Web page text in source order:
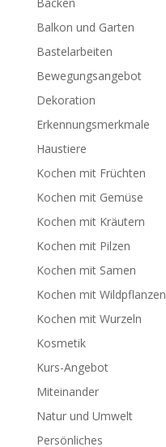
Balkon und Garten
Bastelarbeiten
Bewegungsangebot
Dekoration
Erkennungsmerkmale
Haustiere
Kochen mit Früchten
Kochen mit Gemüse
Kochen mit Kräutern
Kochen mit Pilzen
Kochen mit Samen
Kochen mit Wildpflanzen
Kochen mit Wurzeln
Kosmetik
Kurs-Angebot
Miteinander
Natur und Umwelt
Persönliches